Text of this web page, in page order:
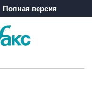
Полная версия